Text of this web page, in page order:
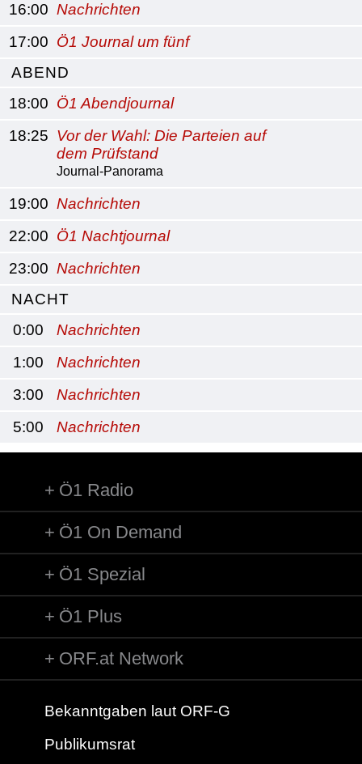
16:00 Nachrichten
17:00 Ö1 Journal um fünf
ABEND
18:00 Ö1 Abendjournal
18:25 Vor der Wahl: Die Parteien auf
dem Prüfstand
Journal-Panorama
19:00 Nachrichten
22:00 Ö1 Nachtjournal
23:00 Nachrichten
NACHT
0:00
Nachrichten
1:00
Nachrichten
3:00
Nachrichten
5:00
Nachrichten
Ö1 Radio
Ö1 On Demand
Ö1 Spezial
Ö1 Plus
ORF.at Network
Bekanntgaben laut ORF-G
Publikumsrat